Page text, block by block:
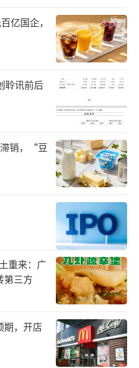
度，直接关系到宝宝
国疾病预防控制中心
防控制中心营养与健康
乳的核心价值体现在
黄金配比，二是乳铁
优势的重要来源。东北
授表示，如果奶粉原
、结构破坏，宝宝吃
用的价值。
亿国企，
聆讯前后
销，“豆
重来：广
第三方
期，开店